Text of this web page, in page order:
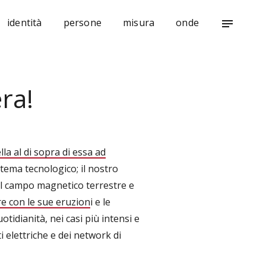
identità persone misura onde notes
al di sopra di essa ad
tecnologico; il nostro
campo magnetico terrestre e
con le sue eruzioni e le
nei casi più intensi e
elettriche e dei network di